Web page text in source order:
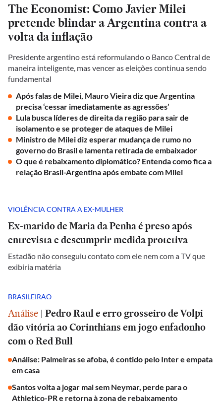
The Economist: Como Javier Milei
pretende blindar a Argentina contra a
volta da inflação
Presidente argentino está reformulando o Banco Central de
maneira inteligente, mas vencer as eleições continua sendo
fundamental
Após falas de Milei, Mauro Vieira diz que Argentina
precisa ‘cessar imediatamente as agressões’
Lula busca líderes de direita da região para sair de
isolamento e se proteger de ataques de Milei
Ministro de Milei diz esperar mudança de rumo no
governo do Brasil e lamenta retirada de embaixador
O que é rebaixamento diplomático? Entenda como fica a
relação Brasil-Argentina após embate com Milei
VIOLÊNCIA CONTRA A EX-MULHER
Ex-marido de Maria da Penha é preso após
entrevista e descumprir medida protetiva
Estadão não conseguiu contato com ele nem com a TV que
exibiria matéria
BRASILEIRÃO
Análise | Pedro Raul e erro grosseiro de Volpi
dão vitória ao Corinthians em jogo enfadonho
com o Red Bull
Análise: Palmeiras se afoba, é contido pelo Inter e empata
em casa
Santos volta a jogar mal sem Neymar, perde para o
Athletico-PR e retorna à zona de rebaixamento